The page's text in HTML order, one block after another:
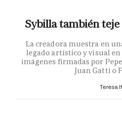
Sybilla también
La creadora muestra en
legado artístico y visual
imágenes firmadas por
Juan Gatti o
Teresa